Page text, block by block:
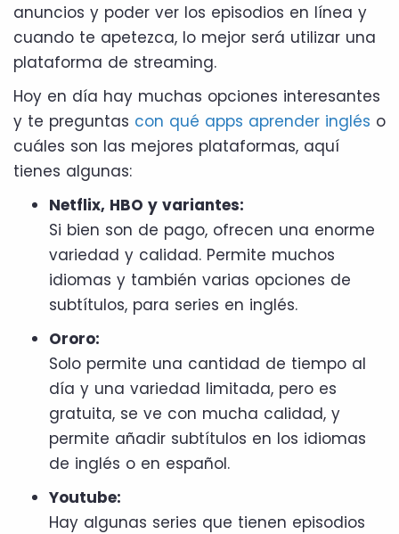
anuncios y poder ver los episodios en línea y
cuando te apetezca, lo mejor será utilizar una
plataforma de streaming.
Hoy en día hay muchas opciones interesantes
y te preguntas con qué apps aprender inglés o
cuáles son las mejores plataformas, aquí
tienes algunas:
Netflix, HBO y variantes:
Si bien son de pago, ofrecen una enorme
variedad y calidad. Permite muchos
idiomas y también varias opciones de
subtítulos, para series en inglés.
Ororo:
Solo permite una cantidad de tiempo al
día y una variedad limitada, pero es
gratuita, se ve con mucha calidad, y
permite añadir subtítulos en los idiomas
de inglés o en español.
Youtube:
Hay algunas series que tienen episodios